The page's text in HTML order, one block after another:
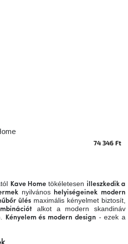
74 346 Ft
Kave Home tökéletesen illeszkedik a
nyilvánoshelyiségeinek modern
ülés maximális kényelmet biztosít,
alkot a modern skandináv
Kényelem és modern design - ezek a